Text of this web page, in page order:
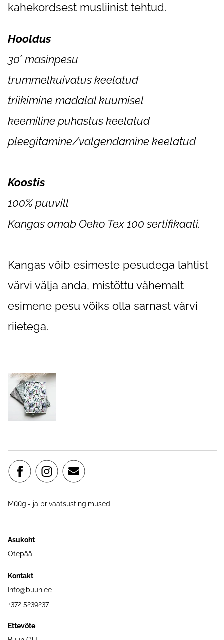
kahekordsest musliinist tehtud.
Hooldus
30° masinpesu
trummelkuivatus keelatud
triikimine madalal kuumisel
keemiline puhastus keelatud
pleegitamine/valgendamine keelatud
Koostis
100% puuvill
Kangas omab Oeko Tex 100 sertifikaati.
Kangas võib esimeste pesudega lahtist
värvi välja anda, mistõttu vähemalt
esimene pesu võiks olla sarnast värvi
riietega.
Müügi- ja privaatsustingimused
Asukoht
Otepää
Kontakt
Info@buuh.ee
+372 5239237
Ettevõte